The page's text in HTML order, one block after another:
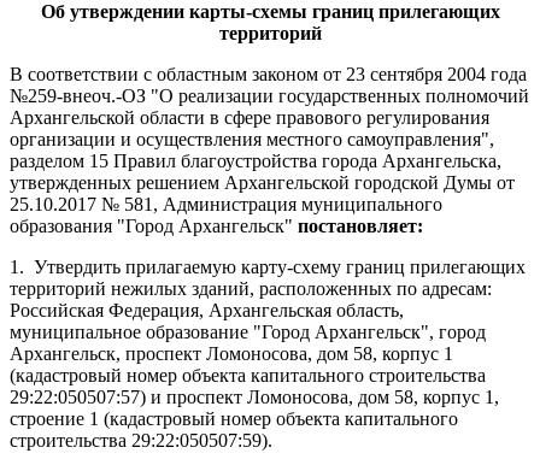
Об утверждении карты-схемы границ прилегающих
территорий
В соответствии с областным законом от 23 сентября 2004 года
№259-внеоч.-ОЗ "О реализации государственных полномочий
Архангельской области в сфере правового регулирования
организации и осуществления местного самоуправления",
разделом 15 Правил благоустройства города Архангельска,
утвержденных решением Архангельской городской Думы от
25.10.2017 № 581, Администрация муниципального
образования "Город Архангельск" постановляет:
1. Утвердить прилагаемую карту-схему границ прилегающих
территорий нежилых зданий, расположенных по адресам:
Российская Федерация, Архангельская область,
муниципальное образование "Город Архангельск", город
Архангельск, проспект Ломоносова, дом 58, корпус 1
(кадастровый номер объекта капитального строительства
29:22:050507:57) и проспект Ломоносова, дом 58, корпус 1,
строение 1 (кадастровый номер объекта капитального
строительства 29:22:050507:59).